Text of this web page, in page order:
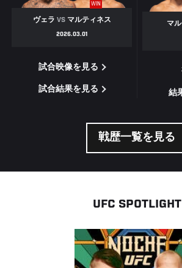
WIN
ヴェラ VSマルティネス
2026.03.01
試合映像を見る
試合結果を見る
マ
結
戦歴一覧を見る
UFC SPOTLIGHT